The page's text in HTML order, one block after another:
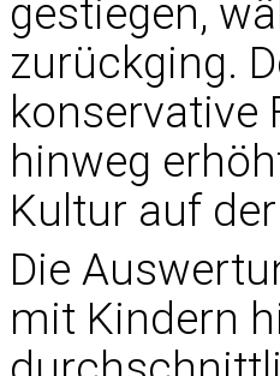
gestiegen,
zurückging.
hinweg
Kultur auf
Die
mit Kindern